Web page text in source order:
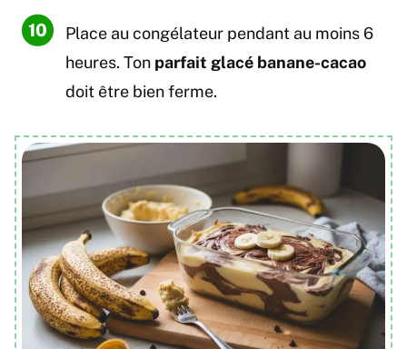
Place au congélateur pendant au moins 6
heures. Ton parfait glacé banane-cacao
doit être bien ferme.